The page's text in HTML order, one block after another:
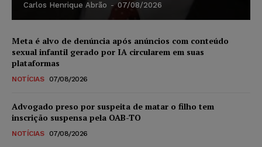
Carlos Henrique Abrão - 07/08/2026
Meta é alvo de denúncia após anúncios com conteúdo
sexual infantil gerado por IA circularem em suas
plataformas
NOTÍCIAS 07/08/2026
Advogado preso por suspeita de matar o filho tem
inscrição suspensa pela OAB-TO
NOTÍCIAS 07/08/2026